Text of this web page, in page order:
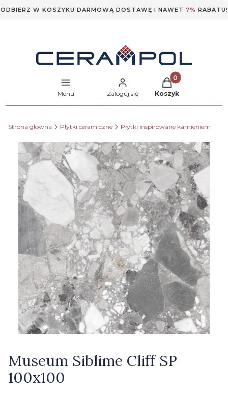
ODBIERZ W KOSZYKU DARMOWĄ DOSTAWĘ I NAWET 7% RABATU!
Menu Zaloguj się
Produkty w
Koszyk
Strona główna Płytki ceramiczne Płytki inspirowane kamieniem
Museum Siblime Cliff SP
100x100